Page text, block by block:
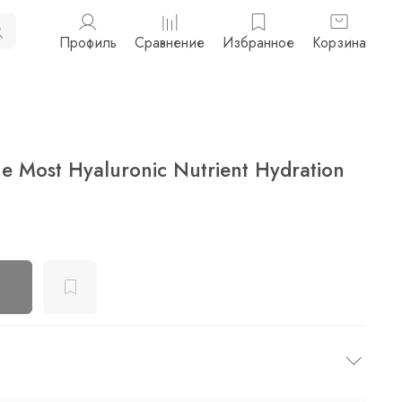
Профиль Сравнение Избранное Корзина
Most Hyaluronic Nutrient Hydration